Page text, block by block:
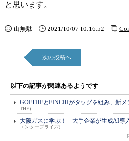
と思います。
山無駄 2021/10/07 10:16:52
次の投稿へ
以下の記事が関連あるようです
GOETHEとFINCHIがタッグを組み、新メ
THE)
大阪ガスに学ぶ！ 大手企業が生成AI導
エンタープライズ)